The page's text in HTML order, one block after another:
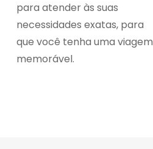
para atender às suas
necessidades exatas, para
que você tenha uma viagem
memorável.